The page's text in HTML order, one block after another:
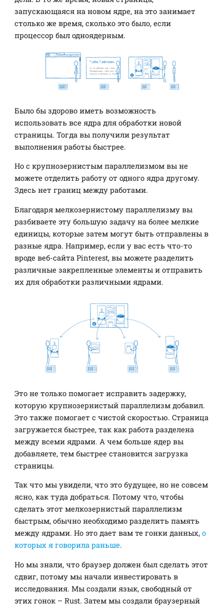
запускающаяся на новом ядре, на это занимает
столько же время, сколько это было, если
процессор был одноядерным.
Было бы здорово иметь возможность
использовать все ядра для обработки новой
страницы. Тогда вы получили результат
выполнения работы быстрее.
Но с крупнозернистым параллелизмом вы не
можете отделить работу от одного ядра другому.
Здесь нет границ между работами.
Благодаря мелкозернистому параллелизму вы
разбиваете эту большую задачу на более мелкие
единицы, которые затем могут быть отправлены в
разные ядра. Например, если у вас есть что-то
вроде веб-сайта Pinterest, вы можете разделить
различные закрепленные элементы и отправить
их для обработки различными ядрами.
Это не только помогает исправить задержку,
которую крупнозернистый параллелизм добавил.
Это также помогает с чистой скоростью. Страница
загружается быстрее, так как работа разделена
между всеми ядрами. А чем больше ядер вы
добавляете, тем быстрее становится загрузка
страницы.
Так что мы увидели, что это будущее, но не совсем
ясно, как туда добраться. Потому что, чтобы
сделать этот мелкозернистый параллелизм
быстрым, обычно необходимо разделить память
между ядрами. Но это дает вам те гонки данных,о
которых я говорила раньше.
Но мы знали, что браузер должен был сделать этот
сдвиг, потому мы начали инвестировать в
исследования. Мы создали язык, свободный от
этих гонок – Rust. Затем мы создали браузерный